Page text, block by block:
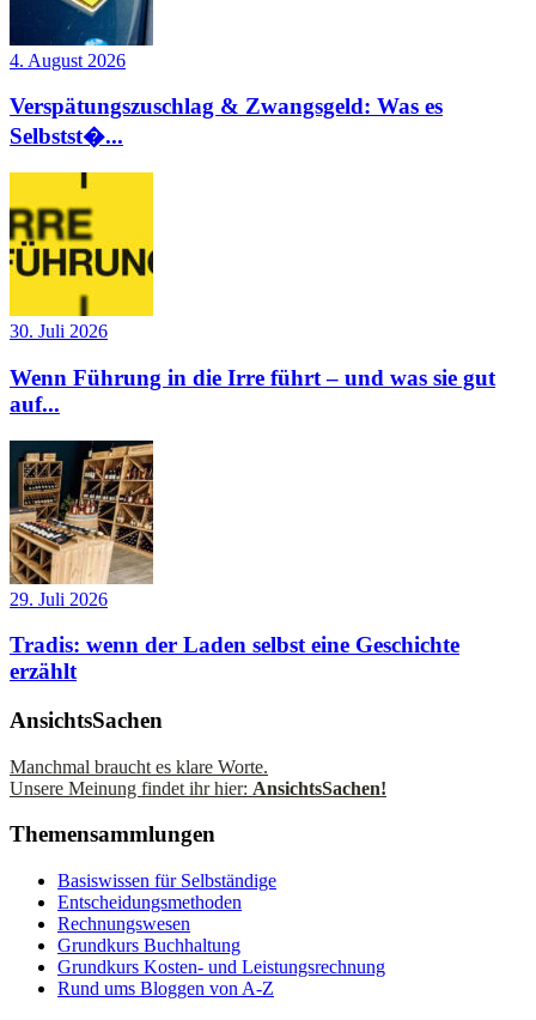
4. August 2026
Verspätungszuschlag & Zwangsgeld: Was es
Selbstst�...
30. Juli 2026
Wenn Führung in die Irre führt – und was sie gut
auf...
29. Juli 2026
Tradis: wenn der Laden selbst eine Geschichte
erzählt
AnsichtsSachen
Manchmal braucht es klare Worte.
Unsere Meinung findet ihr hier: AnsichtsSachen!
Themensammlungen
Basiswissen für Selbständige
Entscheidungsmethoden
Rechnungswesen
Grundkurs Buchhaltung
Grundkurs Kosten- und Leistungsrechnung
Rund ums Bloggen von A-Z